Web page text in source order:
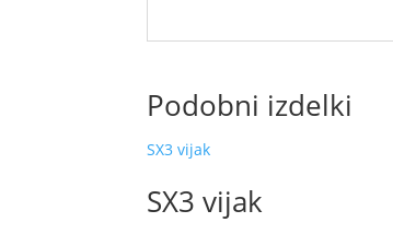
Podobni izdelki
SX3 vijak
SX3 vijak